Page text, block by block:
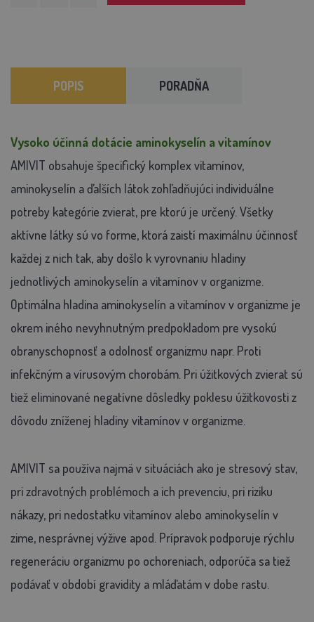
POPIS PORADŇA
Vysoko účinná dotácie aminokyselín a vitamínov
AMIVIT obsahuje špecifický komplex vitamínov,
aminokyselín a ďalších látok zohľadňujúci individuálne
potreby kategórie zvierat, pre ktorú je určený. Všetky
aktívne látky sú vo forme, ktorá zaistí maximálnu účinnosť
každej z nich tak, aby došlo k vyrovnaniu hladiny
jednotlivých aminokyselín a vitamínov v organizme.
Optimálna hladina aminokyselín a vitamínov v organizme je
okrem iného nevyhnutným predpokladom pre vysokú
obranyschopnosť a odolnosť organizmu napr. Proti
infekčným a vírusovým chorobám. Pri úžitkových zvierat sú
tiež eliminované negatívne dôsledky poklesu úžitkovosti z
dôvodu zníženej hladiny vitamínov v organizme.
AMIVIT sa používa najmä v situáciách ako je stresový stav,
pri zdravotných problémoch a ich prevenciu, pri riziku
nákazy, pri nedostatku vitamínov alebo aminokyselín v
zime, nesprávnej výžive apod. Prípravok podporuje rýchlu
regeneráciu organizmu po ochoreniach, odporúča sa tiež
podávať v období gravidity a mláďatám v dobe rastu.